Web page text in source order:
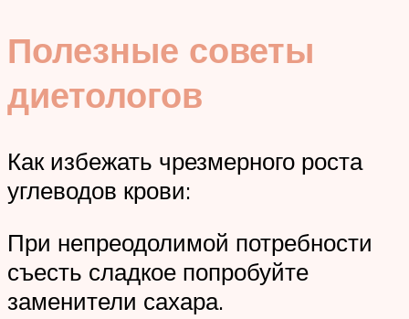
Полезные советы
диетологов
Как избежать чрезмерного роста
углеводов крови:
При непреодолимой потребности
съесть сладкое попробуйте
заменители сахара.